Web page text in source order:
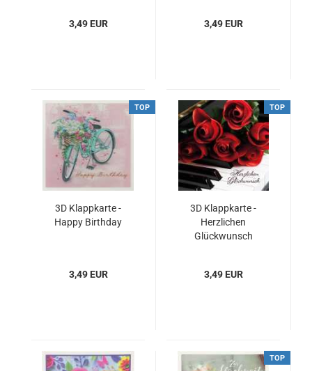
3,49 EUR 3,49 EUR
TOP
3D Klappkarte -
Happy Birthday
3,49 EUR
TOP
3D Klappkarte -
Herzlichen
Glückwunsch
3,49 EUR
TOP